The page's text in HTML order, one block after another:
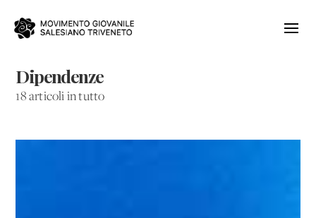
Dipendenze
18 articoli in tutto